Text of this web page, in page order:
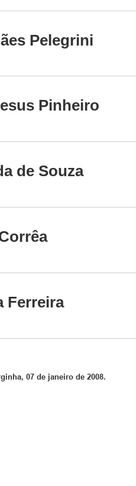
Pelegrini
Pinheiro
de Souza
Ferreira
07 de janeiro de 2008.